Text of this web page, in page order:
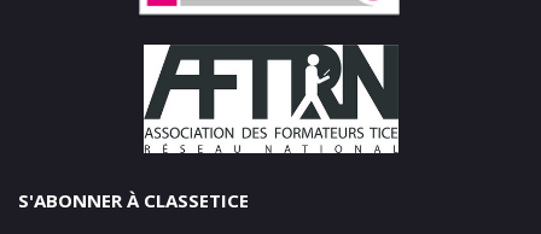
S'ABONNER À CLASSETICE